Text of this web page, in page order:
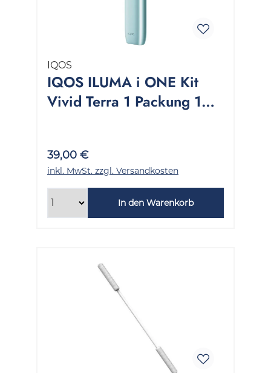
IQOS
IQOS ILUMA i ONE Kit
Vivid Terra 1 Packung 1
39,00 €
inkl. MwSt. zzgl. Versandkosten
In den Warenkorb